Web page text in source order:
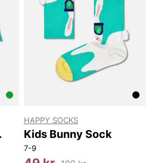
HAPPY SOCKS
Kids Bunny Sock
7-9